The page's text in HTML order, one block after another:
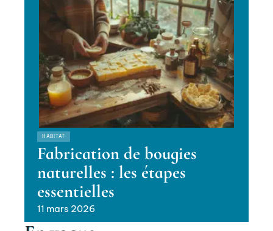
HABITAT
Fabrication de bougies
naturelles : les étapes
essentielles
11 mars 2026